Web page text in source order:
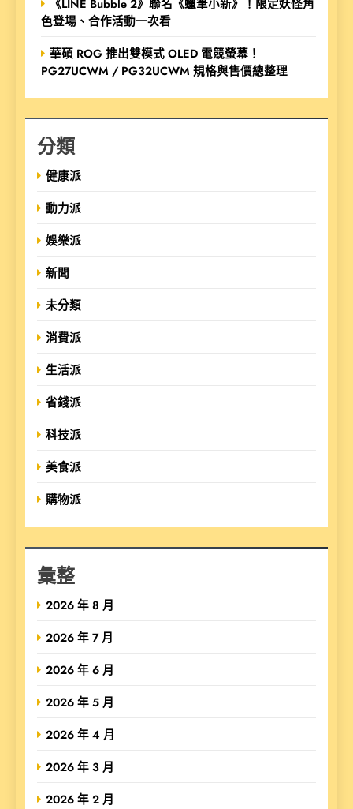
《LINE Bubble 2》聯名《蠟筆小新》！限定妖怪角
色登場、合作活動一次看
華碩 ROG 推出雙模式 OLED 電競螢幕！
PG27UCWM / PG32UCWM 規格與售價總整理
分類
健康派
動力派
娛樂派
新聞
未分類
消費派
生活派
省錢派
科技派
美食派
購物派
彙整
2026 年 8 月
2026 年 7 月
2026 年 6 月
2026 年 5 月
2026 年 4 月
2026 年 3 月
2026 年 2 月